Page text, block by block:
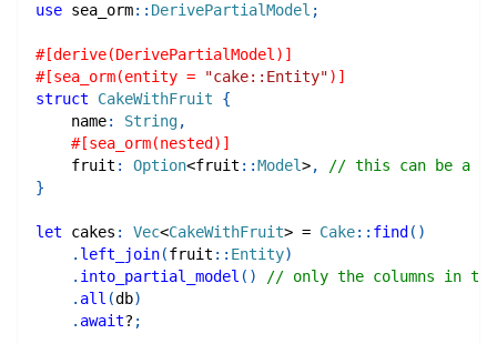
use sea_orm:: DerivePartialModel ;
#[derive(DerivePartialModel)]
#[sea_orm(entity =
"cake::Entity")]
struct
CakeWithFruit
{
    name
: String,
#[sea_orm(nested)]
    fruit
: Option<fruit ::Model>,
// this can be a
}
let cakes : Vec<CakeWithFruit> = Cake:: find ( )
. left_join(fruit :: Entity)
. into_partial_model ( )
// only the columns in
. all (db)
. await? ;